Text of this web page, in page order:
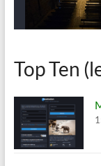
Top Ten